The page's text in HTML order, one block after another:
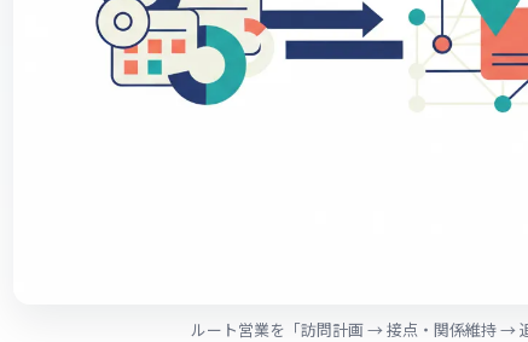
ルート営業を「訪問計画 → 接点・関係維持 →